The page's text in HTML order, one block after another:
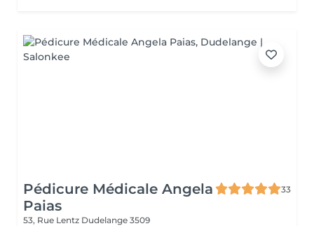
Pédicure Médicale Angela
Paias
33
53, Rue Lentz Dudelange 3509